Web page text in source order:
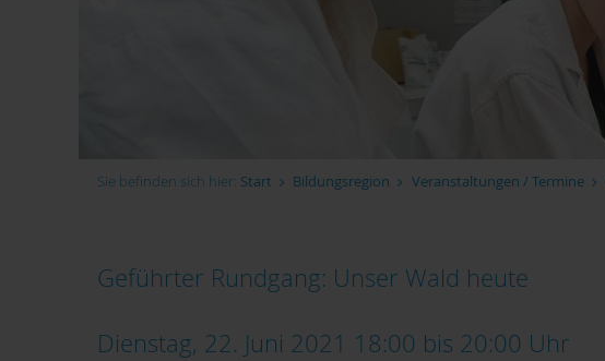
Sie befinden sich hier: Start Bildungsregion Veranstaltungen / Termine
Geführter Rundgang: Unser Wald heute
Dienstag, 22. Juni 2021 18:00 bis 20:00 Uhr